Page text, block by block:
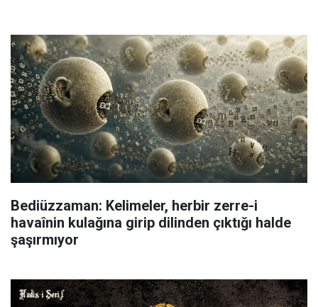
Bediüzzaman: Kelimeler, herbir zerre-i
havaînin kulağına girip dilinden çıktığı halde
şaşırmıyor